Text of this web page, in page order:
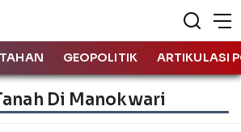
GEOPOLITIK ARTIKULASI
Di Manokwari